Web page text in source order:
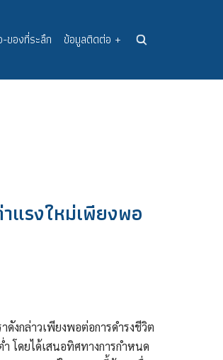
ของที่ระลึก ข้อมูลติดต่อ +
แรงใหม่เพียงพอ
งกล่าวเพียงพอต่อการดำรงชีวิต
โดยได้เสนอทิศทางการกำหนด